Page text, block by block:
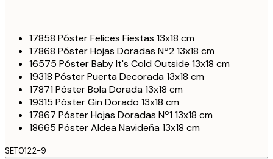
17858 Póster Felices Fiestas 13x18 cm
17868 Póster Hojas Doradas Nº2 13x18 cm
16575 Póster Baby It's Cold Outside 13x18 cm
19318 Póster Puerta Decorada 13x18 cm
17871 Póster Bola Dorada 13x18 cm
19315 Póster Gin Dorado 13x18 cm
17867 Póster Hojas Doradas Nº1 13x18 cm
18665 Póster Aldea Navideña 13x18 cm
SET0122-9